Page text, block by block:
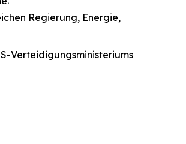
Regierung, Energie,
Verteidigungsministeriums